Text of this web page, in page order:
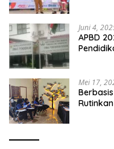
Juni 4,
APBD
Mei 17,